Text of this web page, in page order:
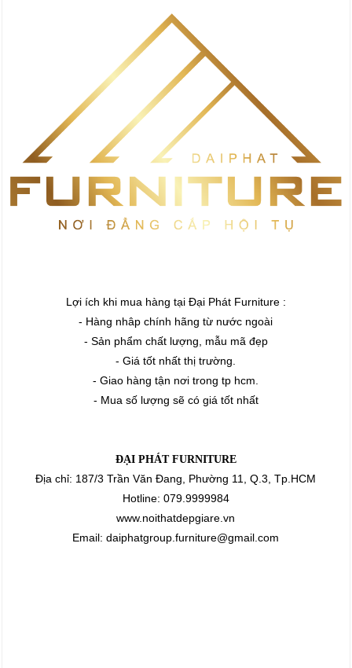
Lợi ích khi mua hàng tại Đại Phát Furniture :
- Hàng nhâp chính hãng từ nước ngoài
- Sản phẩm chất lượng, mẫu mã đẹp
- Giá tốt nhất thị trường.
- Giao hàng tận nơi trong tp hcm.
- Mua số lượng sẽ có giá tốt nhất
ĐẠI PHÁT FURNITURE
Địa chỉ: 187/3 Trần Văn Đang, Phường 11, Q.3, Tp.HCM
Hotline: 079.9999984
www.noithatdepgiare.vn
Email: daiphatgroup.furniture@gmail.com